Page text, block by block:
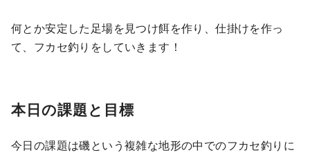
何とか安定した足場を見つけ餌を作り、仕掛けを作っ
て、フカセ釣りをしていきます！
本日の課題と目標
今日の課題は磯という複雑な地形の中でのフカセ釣りに